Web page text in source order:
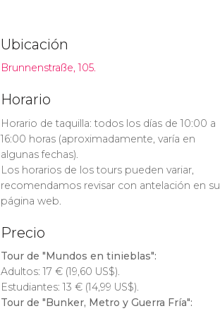
Ubicación
Brunnenstraße, 105.
Horario
Horario de taquilla: todos los días de 10:00 a
16:00 horas (aproximadamente, varía en
algunas fechas).
Los horarios de los tours pueden variar,
recomendamos revisar con antelación en su
página web.
Precio
Tour de "Mundos en tinieblas":
Adultos: 17 € (19,60 US$).
Estudiantes: 13 € (14,99 US$).
Tour de "Bunker, Metro y Guerra Fría":